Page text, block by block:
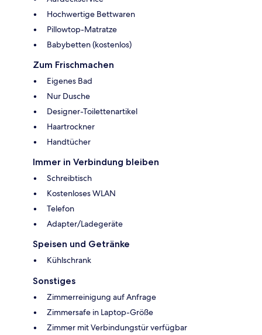
Hochwertige Bettwaren
Pillowtop-Matratze
Babybetten (kostenlos)
Zum Frischmachen
Eigenes Bad
Nur Dusche
Designer-Toilettenartikel
Haartrockner
Handtücher
Immer in Verbindung bleiben
Schreibtisch
Kostenloses WLAN
Telefon
Adapter/Ladegeräte
Speisen und Getränke
Kühlschrank
Sonstiges
Zimmerreinigung auf Anfrage
Zimmersafe in Laptop-Größe
Zimmer mit Verbindungstür verfügbar